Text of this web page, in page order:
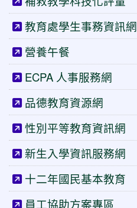
教育處學生事務資訊網
營養午餐
ECPA 人事服務網
品德教育資源網
性別平等教育資訊網
新生入學資訊服務網
十二年國民基本教育
員工協助方案專區